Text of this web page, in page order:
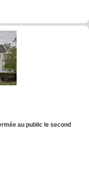
au public le second